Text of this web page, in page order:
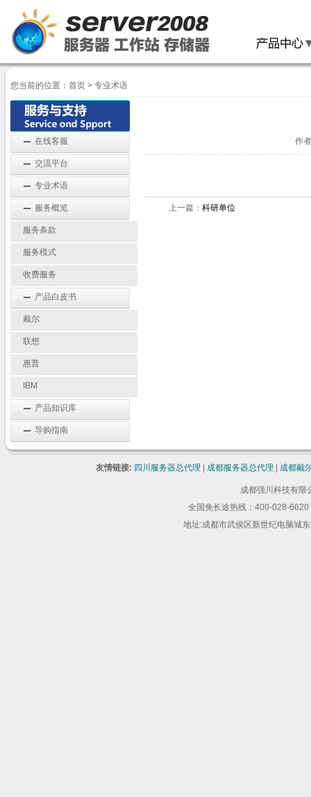
您当前的位置： 首页 > 专业术语
在线客服
交流平台
专业术语
服务概览
服务条款
服务模式
收费服务
产品白皮书
戴尔
联想
惠普
IBM
产品知识库
导购指南
作
上一篇： 科研单位
友情链接: 四川服务器总代理 成都服务器总代理 成都戴
成都强川科技有限
全国免长途热线：400-028-
地址:成都市武侯区新世纪电脑